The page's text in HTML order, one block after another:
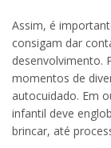
Assim, é
consigam dar
desenvolvimento.
momentos de
autocuidado. Em
infantil deve
brincar, até